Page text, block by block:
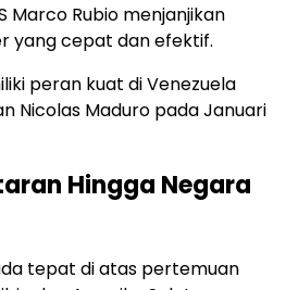
Marco Rubio menjanjikan
yang cepat dan efektif.
peran kuat di Venezuela
Nicolas Maduro pada Januari
Hingga Negara
tepat di atas pertemuan